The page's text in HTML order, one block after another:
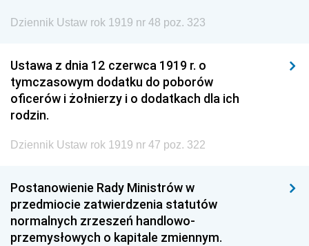
Dziennik Ustaw rok 1919 nr 48 poz. 323
Ustawa z dnia 12 czerwca 1919 r. o
tymczasowym dodatku do poborów
oficerów i żołnierzy i o dodatkach dla ich
rodzin.
Dziennik Ustaw rok 1919 nr 47 poz. 322
Postanowienie Rady Ministrów w
przedmiocie zatwierdzenia statutów
normalnych zrzeszeń handlowo-
przemysłowych o kapitale zmiennym.